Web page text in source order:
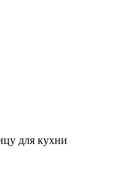
для кухни